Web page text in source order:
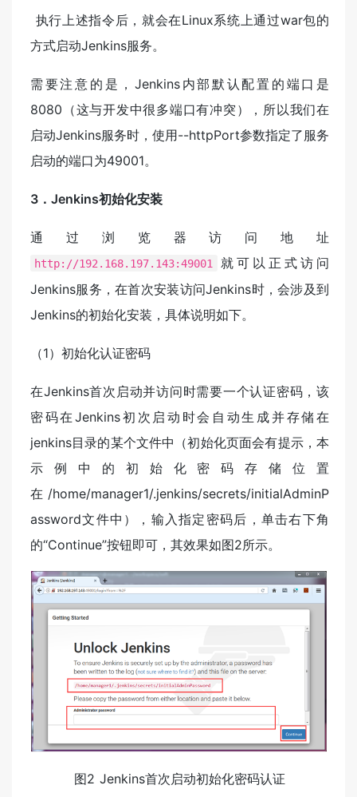
​ 执行上述指令后，就会在Linux系统上通过war包的
方式启动Jenkins服务。
需要注意的是，Jenkins内部默认配置的端口是
8080（这与开发中很多端口有冲突），所以我们在
启动Jenkins服务时，使用--httpPort参数指定了服务
启动的端口为49001。
3．Jenkins初始化安装
通过浏览器访问地址
http://192.168.197.143:49001
就可以正式访问
Jenkins服务，在首次安装访问Jenkins时，会涉及到
Jenkins的初始化安装，具体说明如下。
（1）初始化认证密码
在Jenkins首次启动并访问时需要一个认证密码，该
密码在Jenkins初次启动时会自动生成并存储在
jenkins目录的某个文件中（初始化页面会有提示，本
示例中的初始化密码存储位置
在/home/manager1/.jenkins/secrets/initialAdminP
assword文件中），输入指定密码后，单击右下角
的“Continue”按钮即可，其效果如图2所示。
图2 Jenkins首次启动初始化密码认证